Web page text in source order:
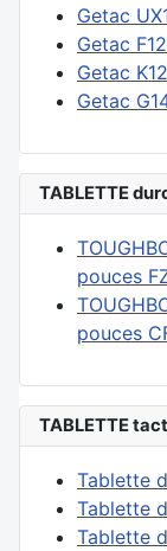
Getac
Getac
Getac
Getac
TABLETTE
pouces
pouces
TABLETTE
Tablette
Tablette
Tablette